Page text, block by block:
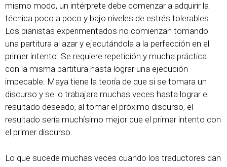
mismo modo, un intérprete debe comenzar a adquirir la
técnica poco a poco y bajo niveles de estrés tolerables.
Los pianistas experimentados no comienzan tomando
una partitura al azar y ejecutándola a la perfección en el
primer intento. Se requiere repetición y mucha práctica
con la misma partitura hasta lograr una ejecución
impecable. Maya tiene la teoría de que si se tomara un
discurso y se lo trabajara muchas veces hasta lograr el
resultado deseado, al tomar el próximo discurso, el
resultado sería muchísimo mejor que el primer intento con
el primer discurso.
Lo que sucede muchas veces cuando los traductores dan